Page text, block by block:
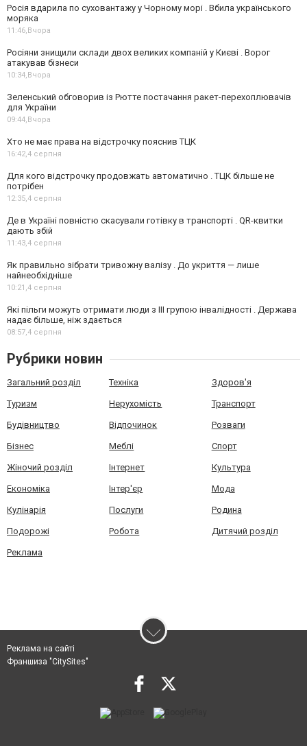
Росія вдарила по суховантажу у Чорному морі . Вбила українського
моряка
11:46,Вчора
Росіяни знищили склади двох великих компаній у Києві . Ворог
атакував бізнеси
10:34,Вчора
Зеленський обговорив із Рютте постачання ракет-перехоплювачів
для України
09:44,Вчора
Хто не має права на відстрочку пояснив ТЦК
16:42,4 серпня
Для кого відстрочку продовжать автоматично . ТЦК більше не
потрібен
12:35,4 серпня
Де в Україні повністю скасували готівку в транспорті . QR-квитки
дають збій
11:43,4 серпня
Як правильно зібрати тривожну валізу . До укриття — лише
найнеобхідніше
10:21,4 серпня
Які пільги можуть отримати люди з III групою інвалідності . Держава
надає більше, ніж здається
08:57,4 серпня
Рубрики новин
Загальний розділ Техніка Здоров'я
Туризм Нерухомість Транспорт
Будівництво Відпочинок Розваги
Бізнес Меблі Спорт
Жіночий розділ Інтернет Культура
Економіка Інтер'єр Мода
Кулінарія Послуги Родина
Подорожі Робота Дитячий розділ
Реклама
Реклама на сайті
Франшиза "CitySites"